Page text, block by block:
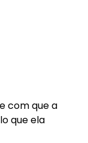
com que a
que ela